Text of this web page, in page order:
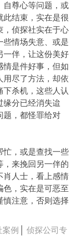
自尊心等问题，或
此结束，实在是很
，侦探社实在于心
些情场失意、或是
一伴，让这份美好
情是件好事，但如
用尽了方法，却依
下杀机，这些人认
缘分已经消失迨
题，都怪罪给对
忙，或是查找一些
，来挽回另一伴的
肖人士，看上感情
色，实在是可恶至
慎注意，否则选择
案例 │侦探公司专